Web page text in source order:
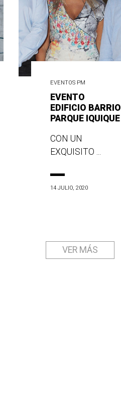
EVENTOS PM
EVENTO
EDIFICIO BARRIO
PARQUE IQUIQUE
CON UN
EXQUISITO ...
14 JULIO, 2020
VER MÁS